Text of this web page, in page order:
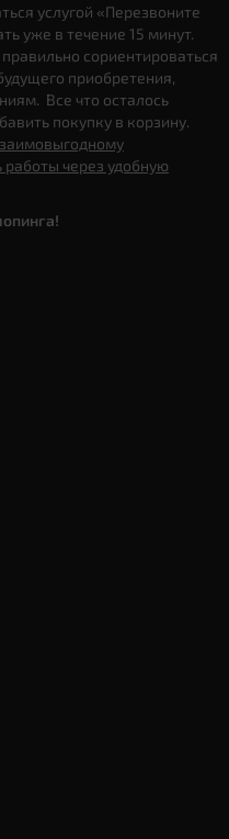
услугой «Перезвоните
уже в течение 15 минут.
сориентироваться
приобретения,
Все что осталось
покупку в корзину.
работы через удобную